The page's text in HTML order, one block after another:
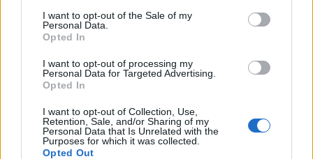
consent section.
I want to opt-out of the Sale of my
Personal Data.
Opted In
I want to opt-out of processing my
Personal Data for Targeted Advertising.
Opted In
I want to opt-out of Collection, Use,
Retention, Sale, and/or Sharing of my
Personal Data that Is Unrelated with the
Purposes for which it was collected.
Opted Out
M1 bővítés: már zajlik a teljesen új Bicske Kelet
csomópont építése
Tizenegy meglévő csomópontot korszerűsít és négy új,
különszintű csomópontot hoz létre az MKIF az M1-es
bővítésénél.